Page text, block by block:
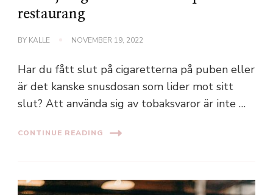
restaurang
BY KALLE NOVEMBER 19, 2022
Har du fått slut på cigaretterna på puben eller
är det kanske snusdosan som lider mot sitt
slut? Att använda sig av tobaksvaror är inte …
CONTINUE READING